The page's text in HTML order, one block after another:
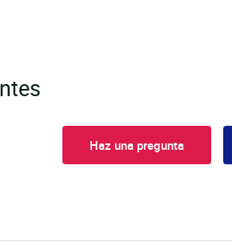
Haz una pregunta